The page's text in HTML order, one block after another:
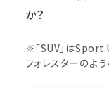
か？
※「SUV」は
フォレスターのよ